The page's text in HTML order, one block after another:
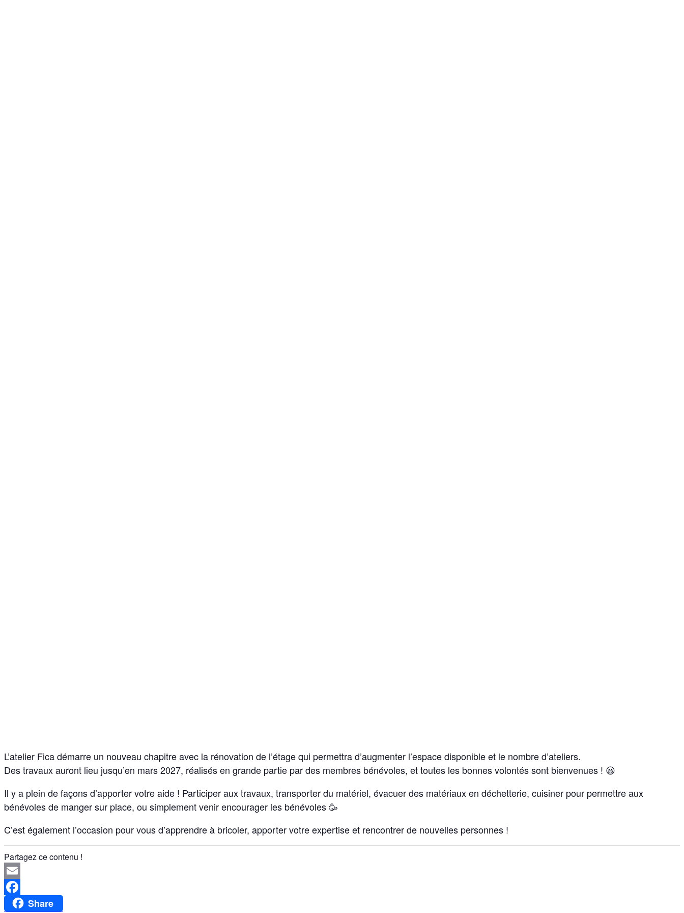
L’atelier Fica démarre un nouveau chapitre avec la rénovation de l’étage qui permettra d’augmenter l’espace disponible et le nombre d’ateliers.
Des travaux auront lieu jusqu’en mars 2027, réalisés en grande partie par des membres bénévoles, et toutes les bonnes volontés sont bienvenues ! 😃
Il y a plein de façons d’apporter votre aide ! Participer aux travaux, transporter du matériel, évacuer des matériaux en déchetterie, cuisiner pour permettre aux
bénévoles de manger sur place, ou simplement venir encourager les bénévoles 🥳
C’est également l’occasion pour vous d’apprendre à bricoler, apporter votre expertise et rencontrer de nouvelles personnes !
Partagez ce contenu !
Email
FacebookShare